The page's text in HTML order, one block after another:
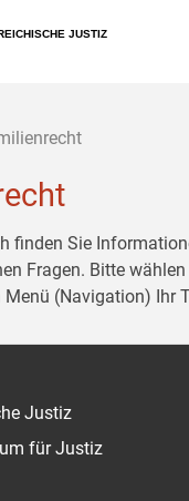
JUSTIZ
finden Sie
Fragen. Bitte wählen
Menü (Navigation) Ihr
Justiz
für Justiz